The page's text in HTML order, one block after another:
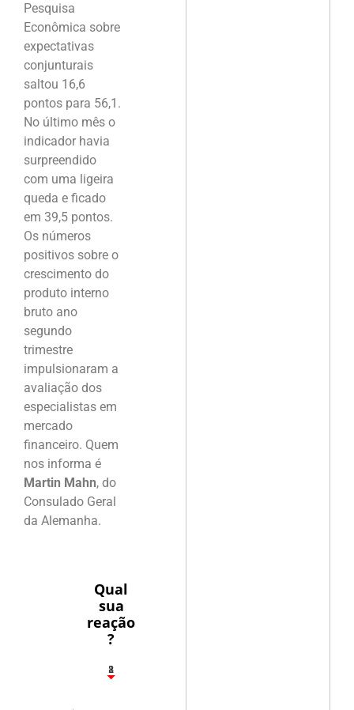
Pesquisa
Econômica sobre
expectativas
conjunturais
saltou 16,6
pontos para 56,1.
No último mês o
indicador havia
surpreendido
com uma ligeira
queda e ficado
em 39,5 pontos.
Os números
positivos sobre o
crescimento do
produto interno
bruto ano
segundo
trimestre
impulsionaram a
avaliação dos
especialistas em
mercado
financeiro. Quem
nos informa é
Martin Mahn, do
Consulado Geral
da Alemanha.
Qual
sua
reação
?
1
2
8